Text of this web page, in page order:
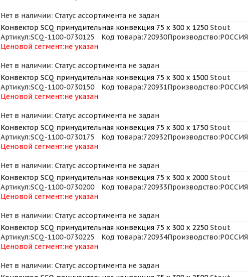
Нет в наличии: Статус ассортимента не задан
Конвектор SCQ принудительная конвекция 75 x 300 x 1250Stout
Артикул:SCQ-1100-0730125 Код товара:720930Производство:РОССИЯ
Ценовой сегмент:не указан
Нет в наличии: Статус ассортимента не задан
Конвектор SCQ принудительная конвекция 75 x 300 x 1500Stout
Артикул:SCQ-1100-0730150 Код товара:720931Производство:РОССИЯ
Ценовой сегмент:не указан
Нет в наличии: Статус ассортимента не задан
Конвектор SCQ принудительная конвекция 75 x 300 x 1750Stout
Артикул:SCQ-1100-0730175 Код товара:720932Производство:РОССИЯ
Ценовой сегмент:не указан
Нет в наличии: Статус ассортимента не задан
Конвектор SCQ принудительная конвекция 75 x 300 x 2000Stout
Артикул:SCQ-1100-0730200 Код товара:720933Производство:РОССИЯ
Ценовой сегмент:не указан
Нет в наличии: Статус ассортимента не задан
Конвектор SCQ принудительная конвекция 75 x 300 x 2250Stout
Артикул:SCQ-1100-0730225 Код товара:720934Производство:РОССИЯ
Ценовой сегмент:не указан
Нет в наличии: Статус ассортимента не задан